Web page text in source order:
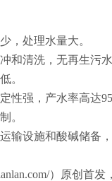
，处理水量大。
和清洗，无再生污水
。
性强，产水率高达
。
输设施和酸碱储备，
）原创首